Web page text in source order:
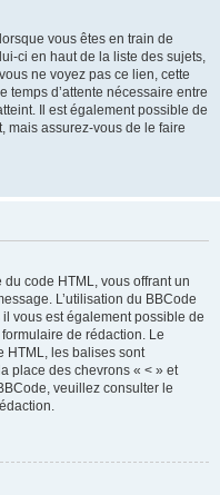
vous êtes en train de
ci en haut de la liste des sujets,
ne voyez pas ce lien, cette
temps d’attente nécessaire entre
Il est également possible de
mais assurez-vous de le faire
code HTML, vous offrant un
L’utilisation du BBCode
vous est également possible de
de rédaction. Le
HTML, les balises sont
place des chevrons « < » et
veuillez consulter le